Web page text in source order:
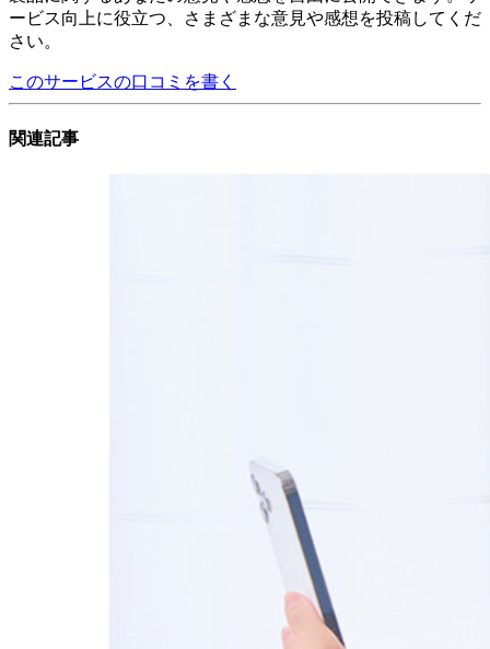
ービス向上に役立つ、さまざまな意見や感想を投稿してくだ
さい。
このサービスの口コミを書く
関連記事